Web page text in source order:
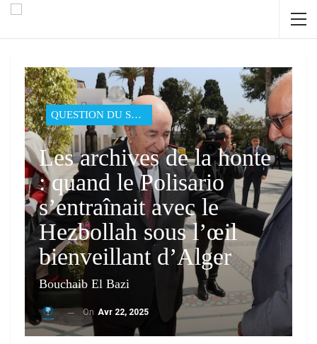
QUESTION DU SAHARA
Les archives de la honte
: quand le Polisario
s’entraînait avec le
Hezbollah sous l’œil
bienveillant d’Alger
Bouchaib El Bazi
On Avr 22, 2025